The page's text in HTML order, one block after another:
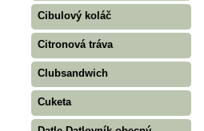
Cibulový koláč
Citronová tráva
Clubsandwich
Cuketa